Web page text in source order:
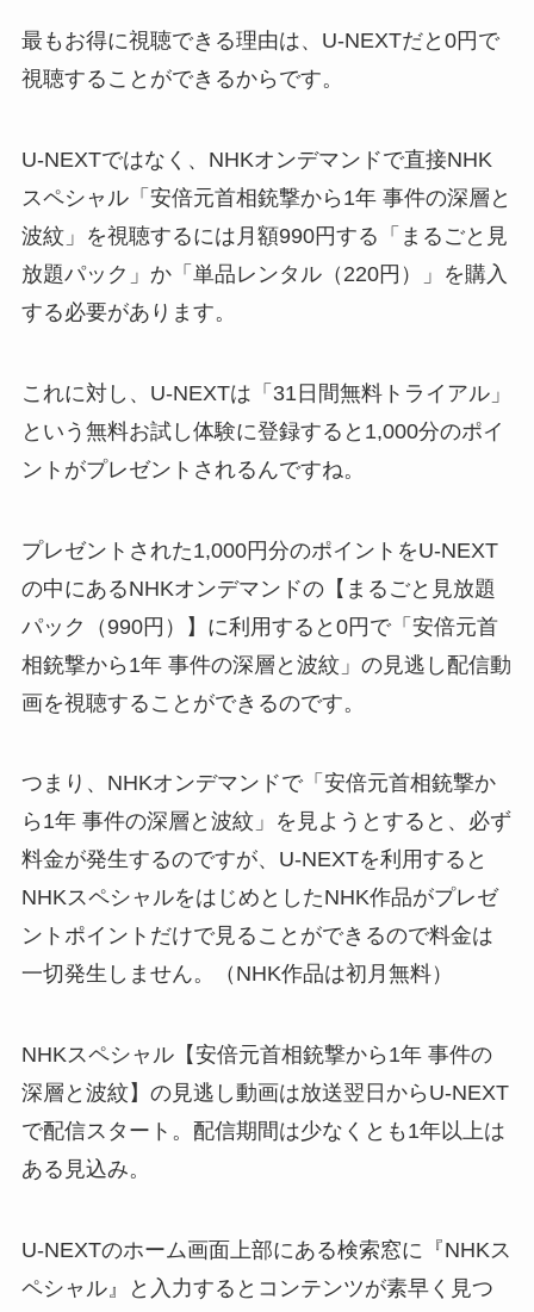
最もお得に視聴できる理由は、U-NEXTだと0円で
視聴することができるからです。
U-NEXTではなく、NHKオンデマンドで直接NHK
スペシャル「安倍元首相銃撃から1年 事件の深層と
波紋」を視聴するには月額990円する「まるごと見
放題パック」か「単品レンタル（220円）」を購入
する必要があります。
これに対し、U-NEXTは「31日間無料トライアル」
という無料お試し体験に登録すると1,000分のポイ
ントがプレゼントされるんですね。
プレゼントされた1,000円分のポイントをU-NEXT
の中にあるNHKオンデマンドの【まるごと見放題
パック（990円）】に利用すると0円で「安倍元首
相銃撃から1年 事件の深層と波紋」の見逃し配信動
画を視聴することができるのです。
つまり、NHKオンデマンドで「安倍元首相銃撃か
ら1年 事件の深層と波紋」を見ようとすると、必ず
料金が発生するのですが、U-NEXTを利用すると
NHKスペシャルをはじめとしたNHK作品がプレゼ
ントポイントだけで見ることができるので料金は
一切発生しません。（NHK作品は初月無料）
NHKスペシャル【安倍元首相銃撃から1年 事件の
深層と波紋】の見逃し動画は放送翌日からU-NEXT
で配信スタート。配信期間は少なくとも1年以上は
ある見込み。
U-NEXTのホーム画面上部にある検索窓に『NHKス
ペシャル』と入力するとコンテンツが素早く見つ